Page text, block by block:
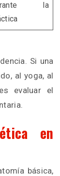
la
Si una
al yoga, al
evaluar el
en
básica,